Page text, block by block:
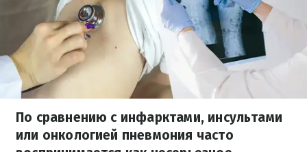
По сравнению с инфарктами, инсультами
или онкологией пневмония часто